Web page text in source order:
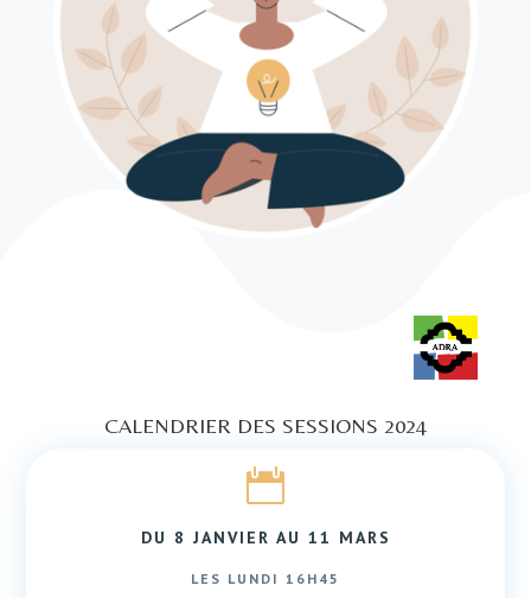
CALENDRIER DES SESSIONS 2024

DU 8 JANVIER AU 11 MARS
LES LUNDI 16H45